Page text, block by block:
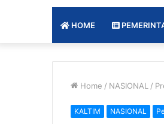
HOME
Home / NASIONAL /
KALTIM NASIONAL